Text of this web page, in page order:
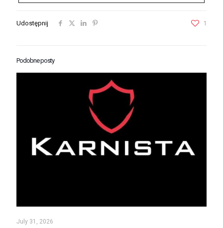
Udostępnij 1
Podobne posty
July 31, 2026